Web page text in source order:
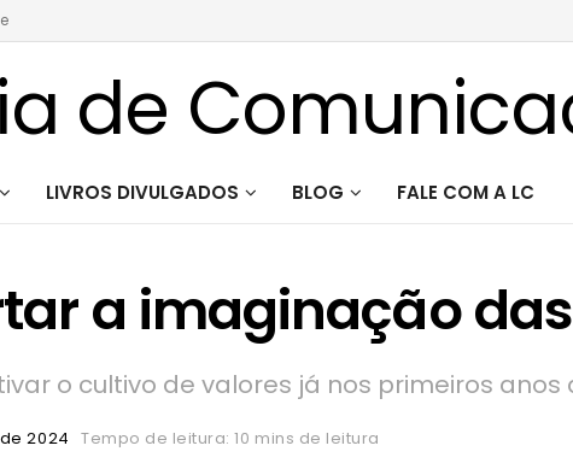
LIVROS DIVULGADOS BLOG FALE COM A LC
a imaginação
o cultivo de valores já nos primeiros anos
2024 Tempo de leitura: 10 mins de leitura